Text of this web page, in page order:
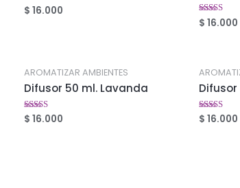
Valorado
en
$ 16.000
Valorado
en
$ 16.000
AROMATIZAR AMBIENTES
Difusor 50 ml. Lavanda
Valorado
en
$ 16.000
Valorado
en
$ 16.000